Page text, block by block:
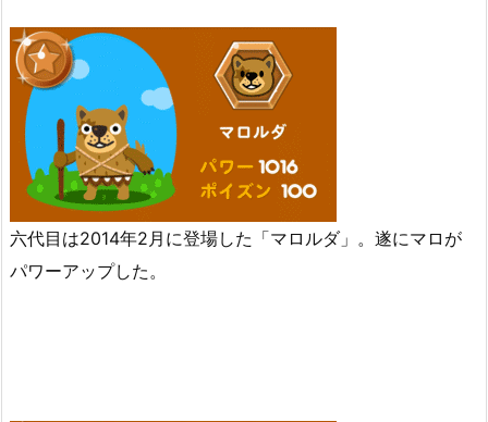
六代目は2014年2月に登場した「マロルダ」。遂にマロが
パワーアップした。